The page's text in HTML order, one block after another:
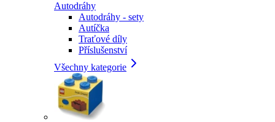
Autodráhy
Autodráhy - sety
Autíčka
Traťové díly
Příslušenství
Všechny kategorie